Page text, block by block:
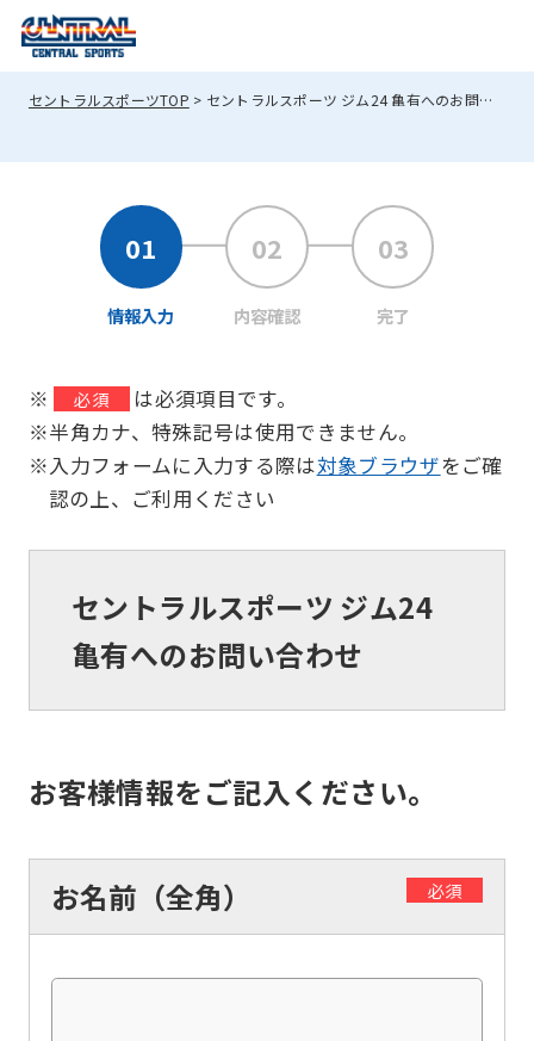
セントラルスポーツTOP セントラルスポーツ ジム24 亀有へのお問い合わせ
情報入力 内容確認 完了
※ 必須
は必須項目です。
※半角カナ、特殊記号は使用できません。
※入力フォームに入力する際は対象ブラウザをご確
認の上、ご利用ください
セントラルスポーツ ジム24
亀有へのお問い合わせ
お客様情報をご記入ください。
お名前（全角） 必須